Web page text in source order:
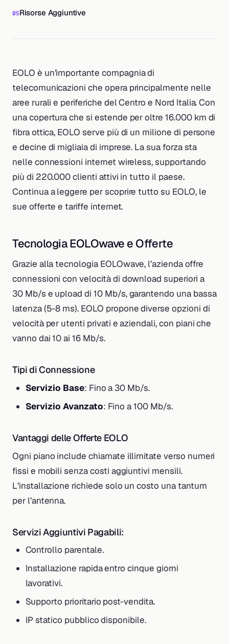
Risorse Aggiuntive
EOLO è un’importante compagnia di
telecomunicazioni che opera principalmente nelle
aree rurali e periferiche del Centro e Nord Italia. Con
una copertura che si estende per oltre 16.000 km di
fibra ottica, EOLO serve più di un milione di persone
e decine di migliaia di imprese. La sua forza sta
nelle connessioni internet wireless, supportando
più di 220.000 clienti attivi in tutto il paese.
Continua a leggere per scoprire tutto su EOLO, le
sue offerte e tariffe internet.
Tecnologia EOLOwave e Offerte
Grazie alla tecnologia EOLOwave, l’azienda offre
connessioni con velocità di download superiori a
30 Mb/s e upload di 10 Mb/s, garantendo una bassa
latenza (5-8 ms). EOLO propone diverse opzioni di
velocità per utenti privati e aziendali, con piani che
vanno dai 10 ai 16 Mb/s.
Tipi di Connessione
Servizio Base: Fino a 30 Mb/s.
Servizio Avanzato: Fino a 100 Mb/s.
Vantaggi delle Offerte EOLO
Ogni piano include chiamate illimitate verso numeri
fissi e mobili senza costi aggiuntivi mensili.
L’installazione richiede solo un costo una tantum
per l’antenna.
Servizi Aggiuntivi Pagabili:
Controllo parentale.
Installazione rapida entro cinque giorni
lavorativi.
Supporto prioritario post-vendita.
IP statico pubblico disponibile.